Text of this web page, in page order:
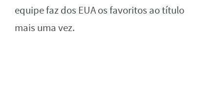
equipe faz dos EUA os favoritos ao título
mais uma vez.